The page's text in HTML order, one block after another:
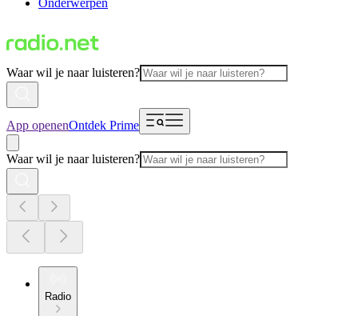
Onderwerpen
Waar wil je naar luisteren?
App openenOntdek Prime
Waar wil je naar luisteren?
Radio